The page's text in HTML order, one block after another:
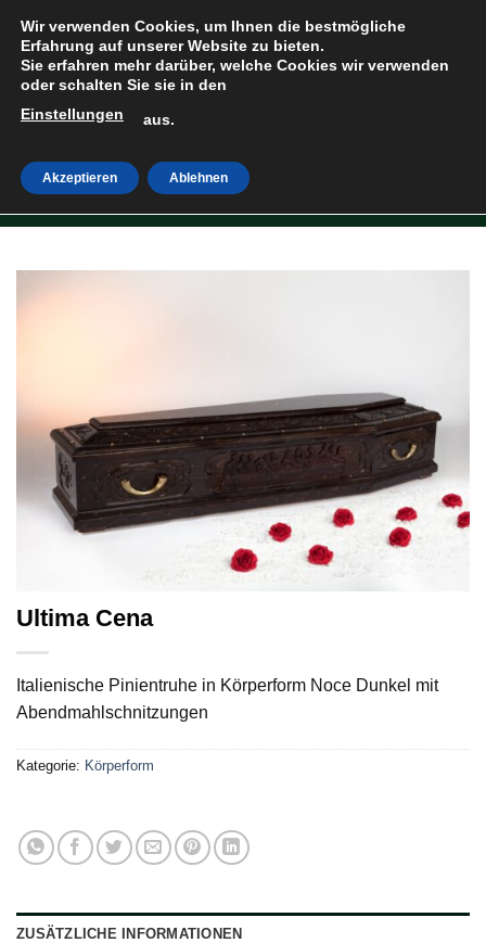
Inhalt
springen
HOME
Ultima Cena
Italienische Pinientruhe in Körperform Noce Dunkel mit
Abendmahlschnitzungen
Kategorie: Körperform
ZUSÄTZLICHE INFORMATIONEN
Wir verwenden Cookies, um Ihnen die bestmögliche
Erfahrung auf unserer Website zu bieten.
Sie erfahren mehr darüber, welche Cookies wir verwenden
oder schalten Sie sie in den
Einstellungen
aus.
Akzeptieren Ablehnen